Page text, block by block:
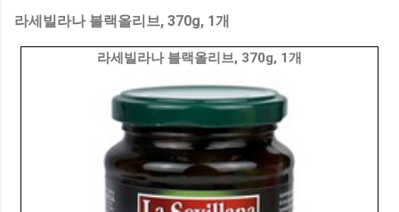
라세빌라나 블랙올리브, 370g, 1개
라세빌라나 블랙올리브, 370g, 1개